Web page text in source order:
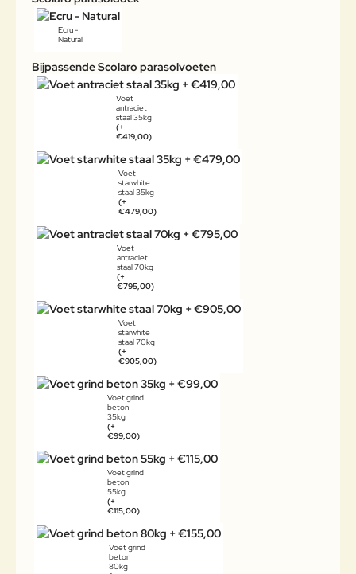
Ecru -
Natural
Bijpassende Scolaro parasolvoeten
Voet
antraciet
staal 35kg
(+
€419,00)
Voet
starwhite
staal 35kg
(+
€479,00)
Voet
antraciet
staal 70kg
(+
€795,00)
Voet
starwhite
staal 70kg
(+
€905,00)
Voet grind
beton
35kg
(+
€99,00)
Voet grind
beton
55kg
(+
€115,00)
Voet grind
beton
80kg